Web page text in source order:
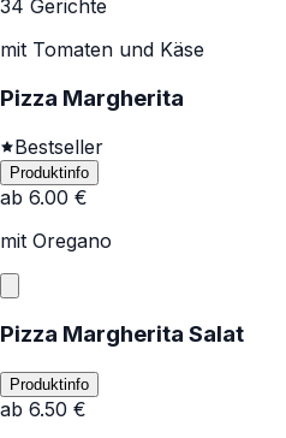
34 Gerichte
mit Tomaten und Käse
Pizza Margherita
Bestseller
Produktinfo
ab 6.00 €
mit Oregano
Pizza Margherita Salat
Produktinfo
ab 6.50 €